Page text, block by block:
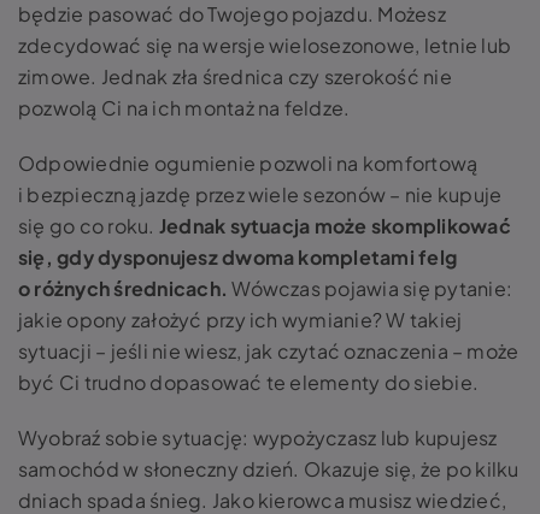
będzie pasować do Twojego pojazdu. Możesz
zdecydować się na wersje wielosezonowe, letnie lub
zimowe. Jednak zła średnica czy szerokość nie
pozwolą Ci na ich montaż na feldze.
Odpowiednie ogumienie pozwoli na komfortową
i bezpieczną jazdę przez wiele sezonów – nie kupuje
się go co roku. Jednak sytuacja może skomplikować
się, gdy dysponujesz dwoma kompletami felg
o różnych średnicach. Wówczas pojawia się pytanie:
jakie opony założyć przy ich wymianie? W takiej
sytuacji – jeśli nie wiesz, jak czytać oznaczenia – może
być Ci trudno dopasować te elementy do siebie.
Wyobraź sobie sytuację: wypożyczasz lub kupujesz
samochód w słoneczny dzień. Okazuje się, że po kilku
dniach spada śnieg. Jako kierowca musisz wiedzieć,